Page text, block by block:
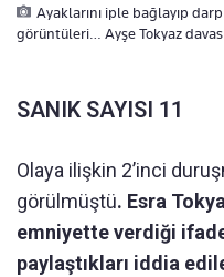
Ayaklarını iple bağlayıp
görüntüleri… Ayşe Tokyaz
SANIK SAYISI 11
Olaya ilişkin 2’inci
görülmüştü. Esra
emniyette verdiği
paylaştıkları iddia